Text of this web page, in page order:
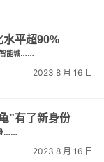
水平超90%
能城……
2023 8 月 16 日
”有了新身份
……
2023 8 月 16 日